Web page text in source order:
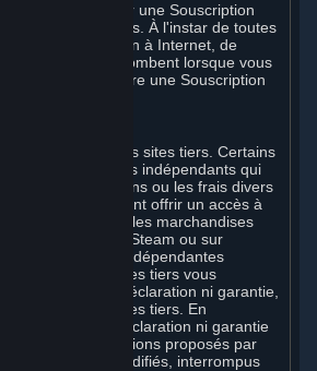
peut proposer une Souscription
et Services. À l'instar de toutes
frais de connexion à Internet, de
vous incombent lorsque vous
lorsque Valve offre une Souscription
des liens vers des sites tiers. Certains
percevoir des frais indépendants qui
les Souscriptions ou les frais divers
peut également offrir un accès à
dont le contenu, les marchandises
disponibles sur Steam ou sur
ou obligations indépendantes
relations avec ces tiers vous
formule aucune déclaration ni garantie,
à-vis desdits sites tiers. En
formule aucune déclaration ni garantie
ou souscriptions proposés par
ne seront pas modifiés, interrompus